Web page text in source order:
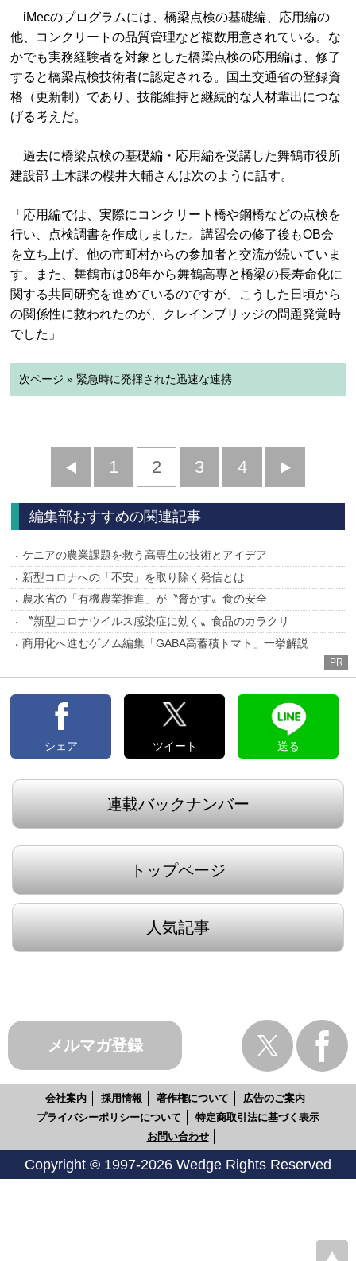
iMecのプログラムには、橋梁点検の基礎編、応用編の
他、コンクリートの品質管理など複数用意されている。な
かでも実務経験者を対象とした橋梁点検の応用編は、修了
すると橋梁点検技術者に認定される。国土交通省の登録資
格（更新制）であり、技能維持と継続的な人材輩出につな
げる考えだ。
過去に橋梁点検の基礎編・応用編を受講した舞鶴市役所
建設部 土木課の櫻井大輔さんは次のように話す。
「応用編では、実際にコンクリート橋や鋼橋などの点検を
行い、点検調書を作成しました。講習会の修了後もOB会
を立ち上げ、他の市町村からの参加者と交流が続いていま
す。また、舞鶴市は08年から舞鶴高専と橋梁の長寿命化に
関する共同研究を進めているのですが、こうした日頃から
の関係性に救われたのが、クレインブリッジの問題発覚時
でした」
次ページ » 緊急時に発揮された迅速な連携
前
へ
1 2 3 4
へ
編集部おすすめの関連記事
ケニアの農業課題を救う高専生の技術とアイデア
新型コロナへの「不安」を取り除く発信とは
農水省の「有機農業推進」が〝脅かす〟食の安全
〝新型コロナウイルス感染症に効く〟食品のカラクリ
商用化へ進むゲノム編集「GABA高蓄積トマト」一挙解説
PR
シェア ツイート 送る
連載バックナンバー
トップページ
人気記事
メルマガ登録
会社案内 採用情報 著作権について
広告のご案内
プライバシーポリシーについて
特定商取引法に基づく表示
お問い合わせ
Copyright © 1997-2026 Wedge Rights Reserved